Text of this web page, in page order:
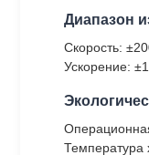
Диапазон
Скорость:
Ускорение:
Температура